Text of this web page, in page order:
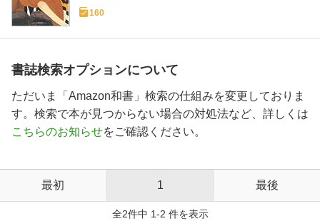
160
書誌検索オプションについて
ただいま「Amazon和書」検索の仕組みを変更しておりま
す。検索で本が見つからない場合の対処法など、詳しくは
こちらのお知らせをご確認ください。
最初 1 最後
全2件中 1-2 件を表示